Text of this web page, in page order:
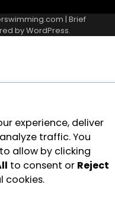
| Brief
byWordPress.
experience, deliver
traffic. You
allow by clicking
to consent or Reject
cookies.